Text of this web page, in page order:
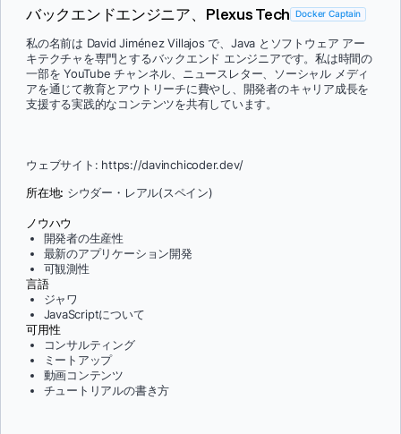
ドキュメント
サインイン
バックエンドエンジニア、Plexus Tech Docker Captain
私の名前は David Jiménez Villajos で、Java とソフトウェア アー
キテクチャを専門とするバックエンド エンジニアです。私は時間の
一部を YouTube チャンネル、ニュースレター、ソーシャル メディ
アを通じて教育とアウトリーチに費やし、開発者のキャリア成長を
支援する実践的なコンテンツを共有しています。
ウェブサイト: https://davinchicoder.dev/
所在地: シウダー・レアル(スペイン)
ノウハウ
開発者の生産性
最新のアプリケーション開発
可観測性
言語
ジャワ
JavaScriptについて
可用性
コンサルティング
ミートアップ
動画コンテンツ
チュートリアルの書き方